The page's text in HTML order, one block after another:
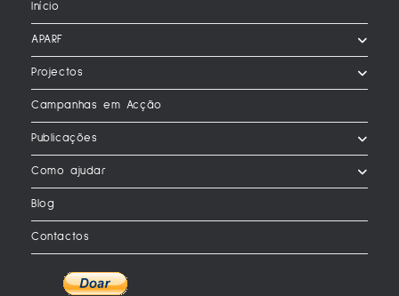
Início
APARF
Projectos
Campanhas em Acção
Publicações
Como ajudar
Blog
Contactos